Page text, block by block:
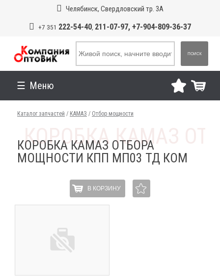
Челябинск, Свердловский тр. 3А
+7 351 222-54-40, 211-07-97, +7-904-809-36-37
ПОИСК
Меню
Каталог запчастей / КАМАЗ / Отбор мощности
КОРОБКА КАМАЗ ОТБОРА
МОЩНОСТИ КПП МП03 ТД КОМ
В КОРЗИНУ